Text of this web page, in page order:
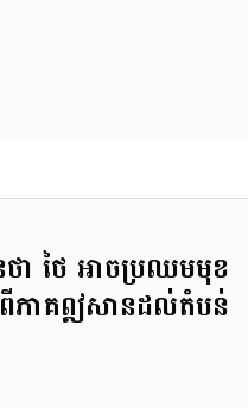
ា ថៃ អាចប្រឈមមុខ
ងពីភាគឦសានដល់តំបន់